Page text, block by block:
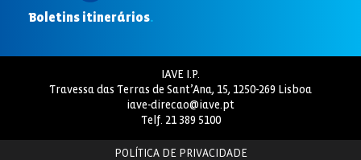
Boletins itinerários.
IAVE I.P.
Travessa das Terras de Sant’Ana, 15, 1250-269 Lisboa
iave-direcao@iave.pt
Telf. 21 389 5100
POLÍTICA DE PRIVACIDADE